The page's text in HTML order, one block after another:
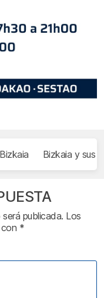
Bizkaia Bizkaia y sus
publicada. Los
*